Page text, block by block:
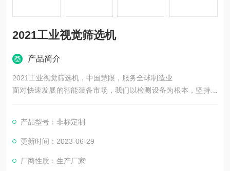
2021工业视觉筛选机
产品简介
2021工业视觉筛选机，中国慧眼，服务全球制造业
面对快速发展的智能装备市场，我们以检测设备为根本，坚持机
器视觉领域，以技术为主导。在实现工业智能中国梦的道路上前
产品型号：非标定制
更新时间：2023-06-29
厂商性质：生产厂家